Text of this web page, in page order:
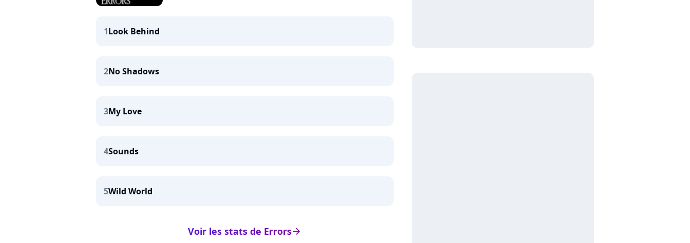
1Look Behind
2No Shadows
3My Love
4Sounds
5Wild World
arrow_right
Voir les stats de Errors